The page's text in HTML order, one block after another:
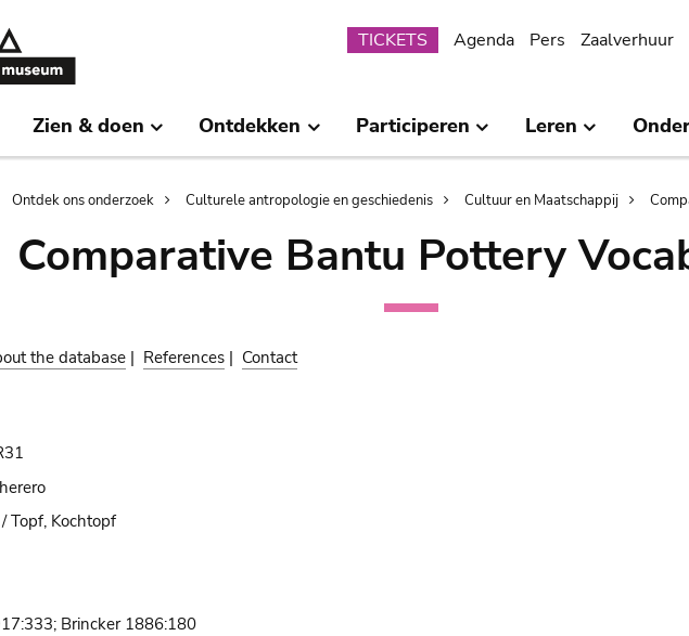
Submenu
TICKETS Agenda Pers Zaalverhuur
Zien & doen Ontdekken Participeren Leren
Ontdek ons onderzoek Culturele antropologie en geschiedenis Cultuur en Maatschappij
Comparative Bantu Pottery
the database | References | Contact
herero
Topf, Kochtopf
Brincker 1886:180